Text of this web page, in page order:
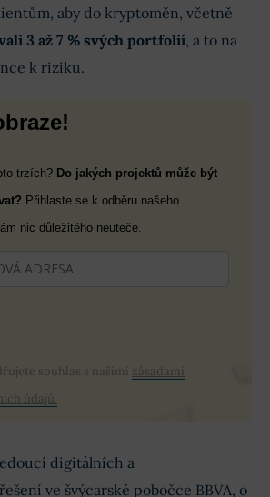
aby do kryptoměn, včetně
3 až 7 % svých portfolií, a to na
k riziku.
trzích? Do jakých projektů může být
Přihlaste se k odběru našeho
nic důležitého neuteče.
souhlas s našimi zásadami
údajů.
digitálních a
řešení ve švýcarské pobočce BBVA, o